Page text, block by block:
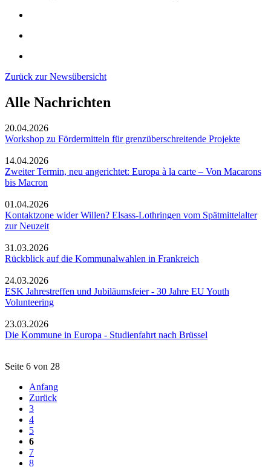
Zurück zur Newsübersicht
Alle Nachrichten
20.04.2026
Workshop zu Fördermitteln für grenzüberschreitende Projekte
14.04.2026
Zweiter Termin, neu angerichtet: Europa à la carte – Von Macarons
bis Macron
01.04.2026
Kontaktzone wider Willen? Elsass-Lothringen vom Spätmittelalter
zur Neuzeit
31.03.2026
Rückblick auf die Kommunalwahlen in Frankreich
24.03.2026
ESK Jahrestreffen und Jubiläumsfeier - 30 Jahre EU Youth
Volunteering
23.03.2026
Die Kommune in Europa - Studienfahrt nach Brüssel
Seite 6 von 28
Anfang
Zurück
3
4
5
6
7
8